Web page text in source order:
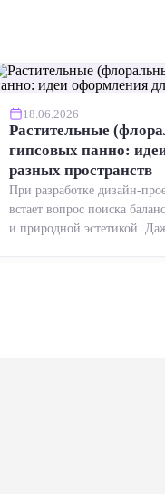
18.06.2026
Растительные
гипсовых панно:
разных пространств
При разработке дизайн-
встает вопрос поиска
и природной эстетикой.